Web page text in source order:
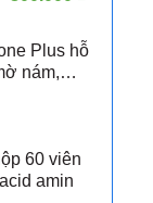
850.000 ₫.
tại
Plus hỗ
nám,
60 viên
amin